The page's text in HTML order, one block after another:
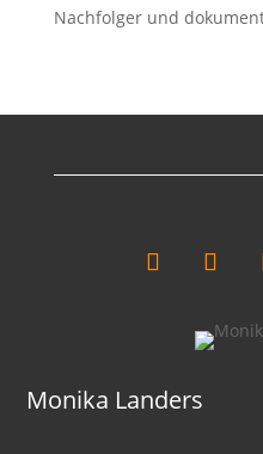
Nachfolger und
Monika Landers